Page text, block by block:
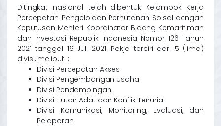
Ditingkat nasional telah dibentuk Kelompok Kerja
Percepatan Pengelolaan Perhutanan Soisal dengan
Keputusan Menteri Koordinator Bidang Kemaritiman
dan Investasi Republik Indonesia Nomor 126 Tahun
2021 tanggal 16 Juli 2021. Pokja terdiri dari 5 (lima)
divisi, meliputi :
Divisi Percepatan Akses
Divisi Pengembangan Usaha
Divisi Pendampingan
Divisi Hutan Adat dan Konflik Tenurial
Divisi Komunikasi, Monitoring, Evaluasi, dan
Pelaporan